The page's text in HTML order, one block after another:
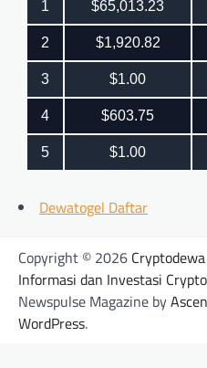
Dewatogel Daftar
Copyright © 2026
Informasi dan Investasi
Newspulse Magazine by
WordPress.